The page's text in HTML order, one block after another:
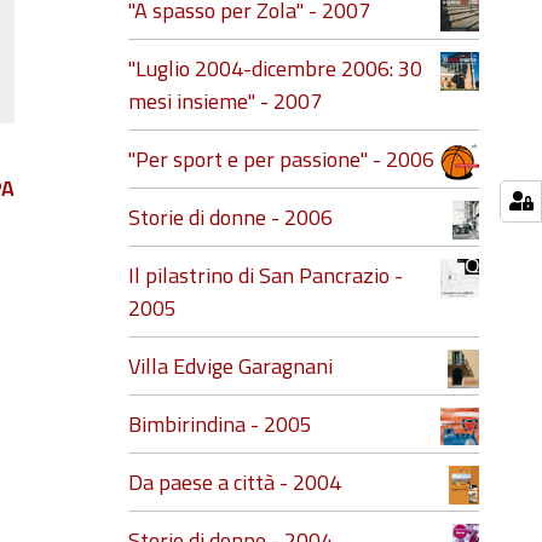
"A spasso per Zola" - 2007
"Luglio 2004-dicembre 2006: 30
mesi insieme" - 2007
"Per sport e per passione" - 2006
Storie di donne - 2006
Il pilastrino di San Pancrazio -
2005
Villa Edvige Garagnani
Bimbirindina - 2005
Da paese a città - 2004